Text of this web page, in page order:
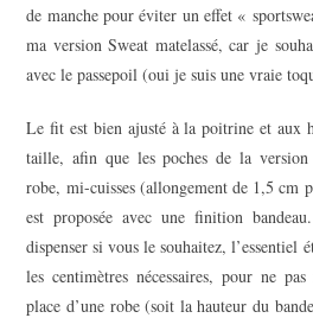
de manche pour éviter un effet «
ma version Sweat matelassé, car je
avec le passepoil (oui je suis une vraie
Le fit est bien ajusté à la poitrine et aux
taille, afin que les poches de la
robe, mi-cuisses (allongement de 1,5 cm
est proposée avec une finition
dispenser si vous le souhaitez, l’essentiel
les centimètres nécessaires, pour ne
place d’une robe (soit la hauteur du